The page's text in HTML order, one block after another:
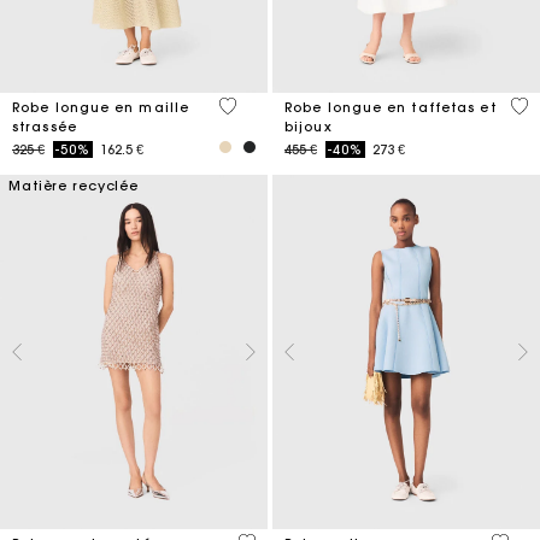
Robe longue en maille
strassée
Price reduced from
325 €to-50% 162.5 €
5 out of 5 Customer Rating
Robe longue en taffetas et
bijoux
Price reduced from
455 €to-40% 273 €
3,8
Matière recyclée